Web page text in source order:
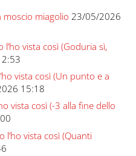
moscio miagolio 23/05/2026
vista così (Goduria sì,
vista così (Un punto e a
15:18
vista così (-3 alla fine dello
l’ho vista così (Quanti